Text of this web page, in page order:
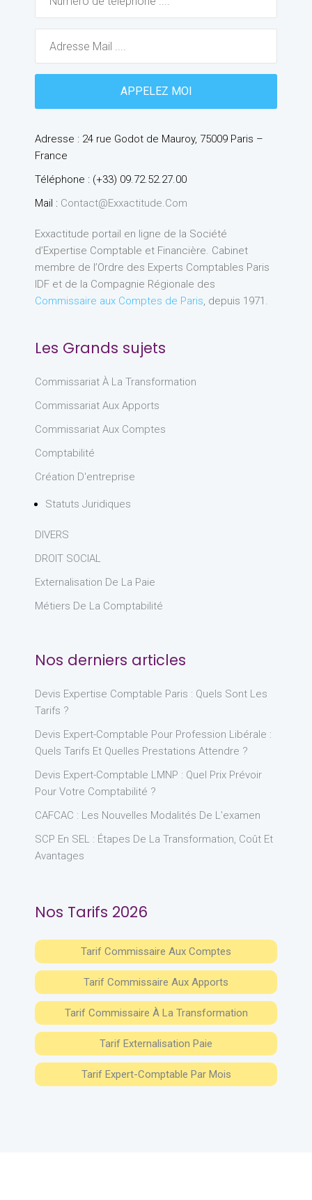
Adresse : 24 rue Godot de Mauroy, 75009 Paris –
France
Téléphone : (+33) 09.72.52.27.00
Mail : Contact@exxactitude.com
Exxactitude portail en ligne de la Société
d’Expertise Comptable et Financière. Cabinet
membre de l’Ordre des Experts Comptables Paris
IDF et de la Compagnie Régionale des
Commissaire aux Comptes de Paris, depuis 1971.
Les Grands sujets
Commissariat À La Transformation
Commissariat Aux Apports
Commissariat Aux Comptes
Comptabilité
Création D'entreprise
Statuts Juridiques
DIVERS
DROIT SOCIAL
Externalisation De La Paie
Métiers De La Comptabilité
Nos derniers articles
Devis Expertise Comptable Paris : Quels Sont Les
Tarifs ?
Devis Expert-Comptable Pour Profession Libérale :
Quels Tarifs Et Quelles Prestations Attendre ?
Devis Expert-Comptable LMNP : Quel Prix Prévoir
Pour Votre Comptabilité ?
CAFCAC : Les Nouvelles Modalités De L’examen
SCP En SEL : Étapes De La Transformation, Coût Et
Avantages
Nos Tarifs 2026
Tarif Commissaire Aux Comptes
Tarif Commissaire Aux Apports
Tarif Commissaire À La Transformation
Tarif Externalisation Paie
Tarif Expert-Comptable Par Mois